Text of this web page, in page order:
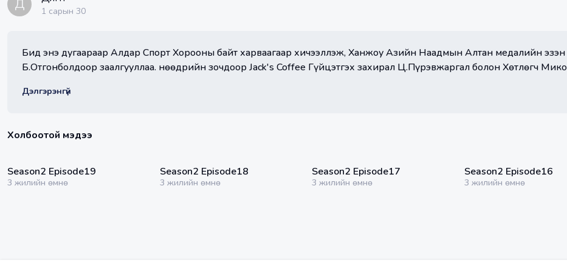
Д 1 сарын 30
Бид энэ дугаараар Алдар Спорт Хорооны байт харваагаар хичээллэж, Ханжоу Азийн Наадмын Алтан медалийн эзэн
Б.Отгонболдоор заалгууллаа. Өнөөдрийн зочдоор Jack's Coffee Гүйцэтгэх захирал Ц.Пүрэвжаргал болон Хөтлөгч Мико
Дэлгэрэнгүй
Холбоотой мэдээ
Season2 Episode19
3 жилийн өмнө
Season2 Episode18
3 жилийн өмнө
Season2 Episode17
3 жилийн өмнө
Season2 Episode16
3 жилийн өмнө